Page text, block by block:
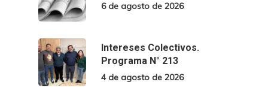
6 de agosto de 2026
Intereses Colectivos.
Programa N° 213
4 de agosto de 2026